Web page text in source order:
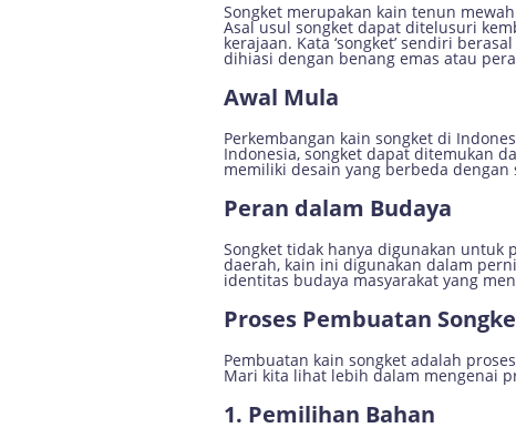
Songket merupakan kain tenun
Asal usul songket dapat ditelusuri
kerajaan. Kata ‘songket’ sendiri
dihiasi dengan benang emas atau
Awal Mula
Perkembangan kain songket di
Indonesia, songket dapat ditemukan
memiliki desain yang berbeda
Peran dalam Budaya
Songket tidak hanya digunakan
daerah, kain ini digunakan dalam
identitas budaya masyarakat yang
Proses Pembuatan
Pembuatan kain songket adalah
Mari kita lihat lebih dalam mengenai
1. Pemilihan Bahan